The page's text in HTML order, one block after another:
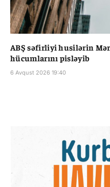
ABŞ səfirliyi husilərin
hücumlarını pisləyib
6 Avqust 2026 19:40